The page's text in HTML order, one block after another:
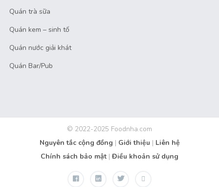
Quán trà sữa
Quán kem – sinh tố
Quán nước giải khát
Quán Bar/Pub
© 2022-2025 Foodnha.com
Nguyên tắc cộng đồng | Giới thiệu | Liên hệ
Chính sách bảo mật | Điều khoản sử dụng